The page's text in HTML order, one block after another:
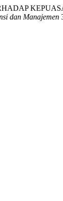
dan Manajemen